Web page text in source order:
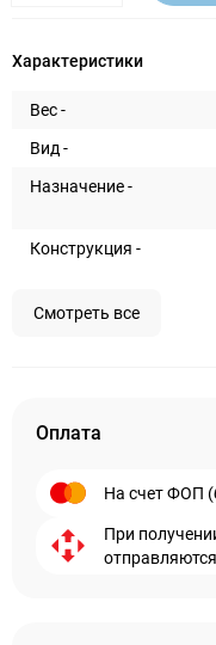
Характеристики
Вес -
Вид -
Назначение -
Конструкция -
Смотреть все
Оплата
На счет ФОП
При